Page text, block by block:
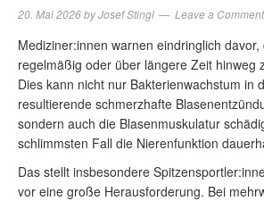
20. Mai 2026byJosef Stingl Leave a Comment
Mediziner:innen warnen eindringlich
regelmäßig oder über längere Zeit hinweg
Dies kann nicht nur Bakterienwachstum in
resultierende schmerzhafte
sondern auch die Blasenmuskulatur
schlimmsten Fall die Nierenfunktion
Das stellt insbesondere
vor eine große Herausforderung. Bei